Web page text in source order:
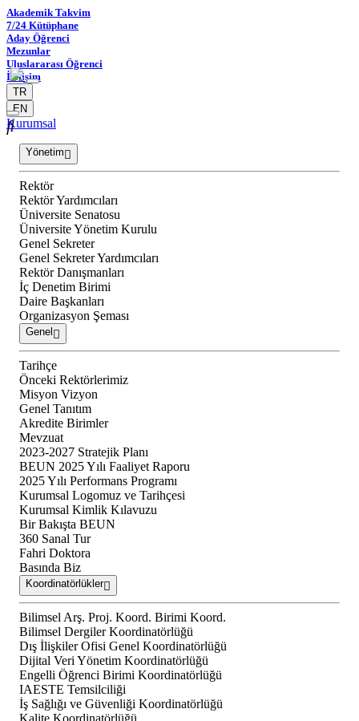
Akademik Takvim
7/24 Kütüphane
Aday Öğrenci
Mezunlar
Uluslararası Öğrenci
İletişim
TR
EN
Kurumsal
Yönetim
Rektör
Rektör Yardımcıları
Üniversite Senatosu
Üniversite Yönetim Kurulu
Genel Sekreter
Genel Sekreter Yardımcıları
Rektör Danışmanları
İç Denetim Birimi
Daire Başkanları
Organizasyon Şeması
Genel
Tarihçe
Önceki Rektörlerimiz
Misyon Vizyon
Genel Tanıtım
Akredite Birimler
Mevzuat
2023-2027 Stratejik Planı
BEUN 2025 Yılı Faaliyet Raporu
2025 Yılı Performans Programı
Kurumsal Logomuz ve Tarihçesi
Kurumsal Kimlik Kılavuzu
Bir Bakışta BEUN
360 Sanal Tur
Fahri Doktora
Basında Biz
Koordinatörlükler
Bilimsel Arş. Proj. Koord. Birimi Koord.
Bilimsel Dergiler Koordinatörlüğü
Dış İlişkiler Ofisi Genel Koordinatörlüğü
Dijital Veri Yönetim Koordinatörlüğü
Engelli Öğrenci Birimi Koordinatörlüğü
IAESTE Temsilciliği
İş Sağlığı ve Güvenliği Koordinatörlüğü